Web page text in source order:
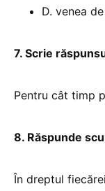
D. venea
7. Scrie
Pentru cât timp
8. Răspunde
În dreptul